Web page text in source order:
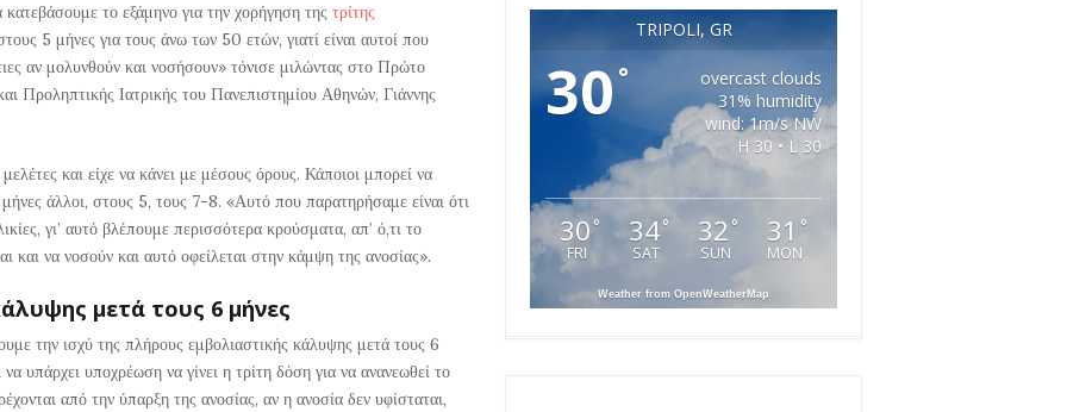
το εξάμηνο για την χορήγηση της τρίτης
5 μήνες για τους άνω των 50 ετών, γιατί είναι αυτοί που
αν μολυνθούν και νοσήσουν» τόνισε μιλώντας στο Πρώτο
Προληπτικής Ιατρικής του Πανεπιστημίου Αθηνών, Γιάννης
και είχε να κάνει με μέσους όρους. Κάποιοι μπορεί να
άλλοι, στους 5, τους 7-8. «Αυτό που παρατηρήσαμε είναι ότι
γι’ αυτό βλέπουμε περισσότερα κρούσματα, απ’ ό,τι το
και να νοσούν και αυτό οφείλεται στην κάμψη της ανοσίας».
μετά τους 6 μήνες
την ισχύ της πλήρους εμβολιαστικής κάλυψης μετά τους 6
υπάρχει υποχρέωση να γίνει η τρίτη δόση για να ανανεωθεί το
από την ύπαρξη της ανοσίας, αν η ανοσία δεν υφίσταται,
TRIPOLI, GR
30°
overcast clouds
31% humidity
wind: 1m/s NW
H 30 • L 30
30 °
FRI
34°
SAT
32 °
SUN
31 °
MON
Weather from OpenWeatherMap